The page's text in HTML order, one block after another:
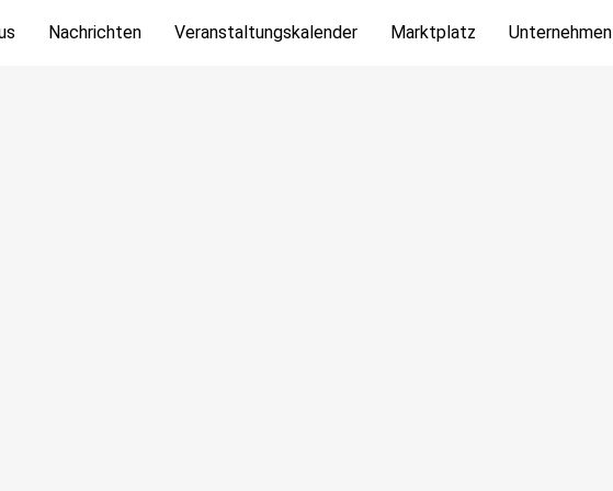
Nachrichten Veranstaltungskalender Marktplatz Unternehmen